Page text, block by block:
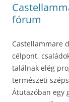
fórum
Castellammare
célpont,
találnak elég
természeti
Átutazóban egy